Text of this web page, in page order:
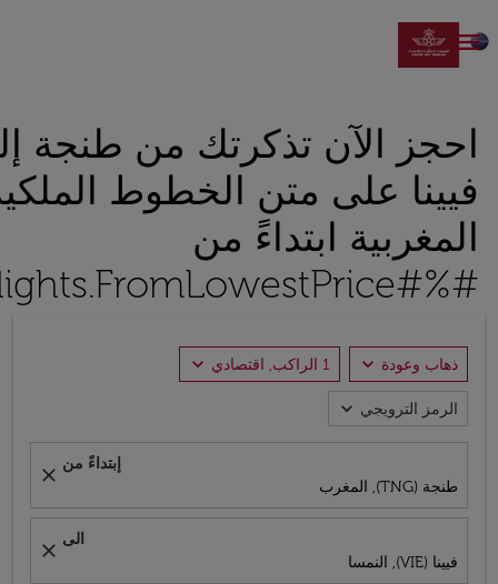

احجز الآن تذكرتك من طنجة
فيينا على متن الخطوط
المغربية ابتداءً من
#%#Flights.FromLowestPrice#%#
ذهاب وعودة expand_more 1 الراكب, اقتصادي expand_more
الرمز الترويجي expand_more
إبتداءً من
طنجة (TNG), المغرب
close
الى
فيينا (VIE), النمسا
close